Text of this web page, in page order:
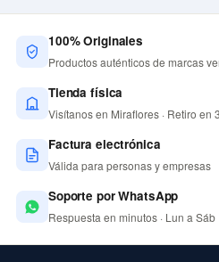
100% Originales
Productos auténticos de marcas
Tienda física
Visítanos en Miraflores · Retiro en
Factura electrónica
Válida para personas y empresas
Soporte por WhatsApp
Respuesta en minutos · Lun a Sáb